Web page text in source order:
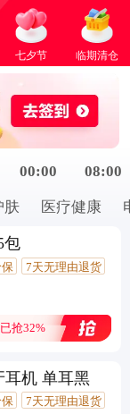
七夕节 临期清仓
00:00 08:00
肤 医疗健康
包
7天无理由退货
已抢32%
耳机 单耳黑
7天无理由退货